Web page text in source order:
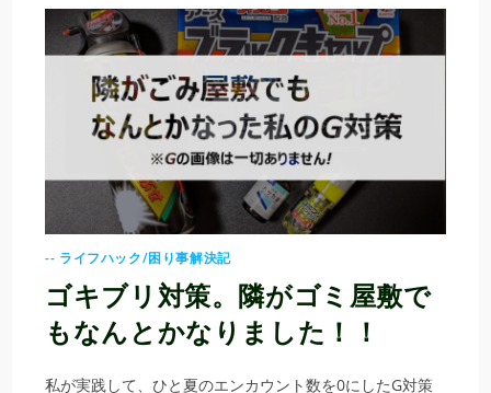
-- ライフハック/困り事解決記
ゴキブリ対策。隣がゴミ屋敷で
もなんとかなりました！！
私が実践して、ひと夏のエンカウント数を0にしたG対策